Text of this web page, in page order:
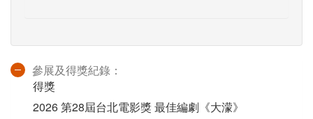
參展及得獎紀錄：
得獎
2026 第28屆台北電影獎 最佳編劇《大濛》